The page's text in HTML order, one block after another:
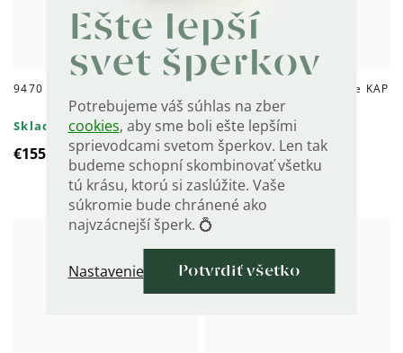
Ešte lepší
svet šperkov
Potrebujeme váš súhlas na zber
cookies, aby sme boli ešte lepšími
sprievodcami svetom šperkov. Len tak
budeme schopní skombinovať všetku
tú krásu, ktorú si zaslúžite. Vaše
súkromie bude chránené ako
najvzácnejší šperk. 💍
Nastavenie Potvrdiť všetko
9470 Strieborné náušnice KAP
Skladom
€155,60
9469 Strieborné náušnice KAP
GOLD MINI
Skladom
€140